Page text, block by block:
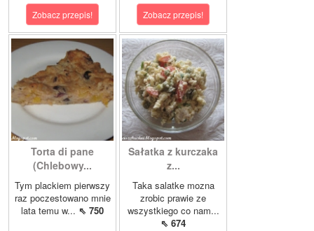
Zobacz przepis! Zobacz przepis!
Torta di pane
(Chlebowy...
Tym plackiem pierwszy
raz poczestowano mnie
lata temu w... ⇖ 750
Sałatka z kurczaka
z...
Taka salatke mozna
zrobic prawie ze
wszystkiego co nam...
⇖ 674